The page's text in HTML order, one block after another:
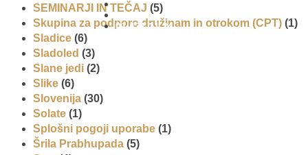
01 431 21 24
SEMINARJI IN TEČAJ (5)
Skupina za podporo družinam in otrokom (CPT) (1)
Sladice (6)
Sladoled (3)
Slane jedi (2)
Slike (6)
Slovenija (30)
Solate (1)
Splošni pogoji uporabe (1)
Šrila Prabhupada (5)